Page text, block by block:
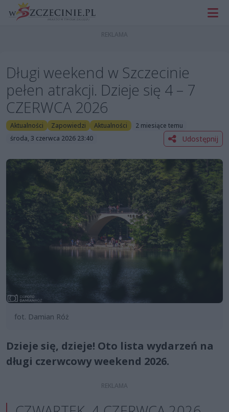
Długi weekend w Szczecinie
pełen atrakcji. Dzieje się 4 – 7
CZERWCA 2026
Aktualności Zapowiedzi Aktualności
2 miesiące temu
środa, 3 czerwca 2026 23:40
Udostępnij
fot. Damian Róż
Dzieje się, dzieje! Oto lista wydarzeń na
długi czerwcowy weekend 2026.